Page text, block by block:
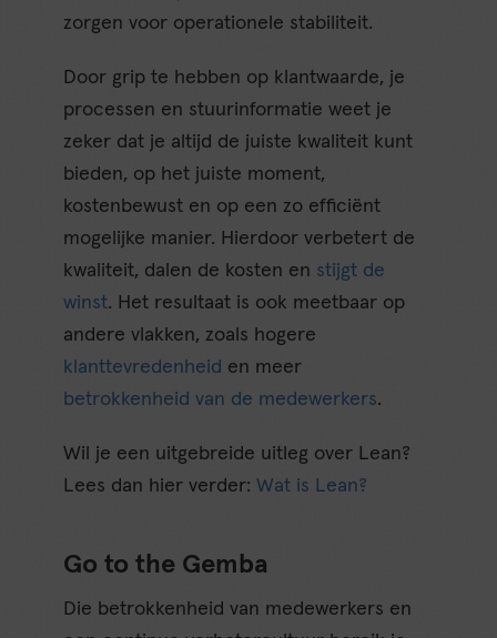
zorgen voor operationele stabiliteit.
Door grip te hebben op klantwaarde, je
processen en stuurinformatie weet je
zeker dat je altijd de juiste kwaliteit kunt
bieden, op het juiste moment,
kostenbewust en op een zo efficiënt
mogelijke manier. Hierdoor verbetert de
kwaliteit, dalen de kosten en stijgt de
winst. Het resultaat is ook meetbaar op
andere vlakken, zoals hogere
klanttevredenheid en meer
betrokkenheid van de medewerkers.
Wil je een uitgebreide uitleg over Lean?
Lees dan hier verder:Wat is Lean?
Go to the Gemba
Die betrokkenheid van medewerkers en